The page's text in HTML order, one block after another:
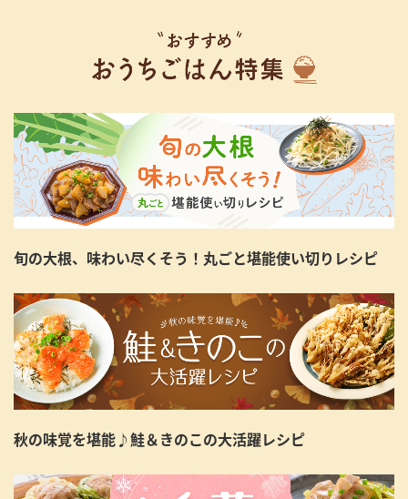
旬の大根、味わい尽くそう！丸ごと堪能使い切りレシピ
秋の味覚を堪能♪鮭＆きのこの大活躍レシピ